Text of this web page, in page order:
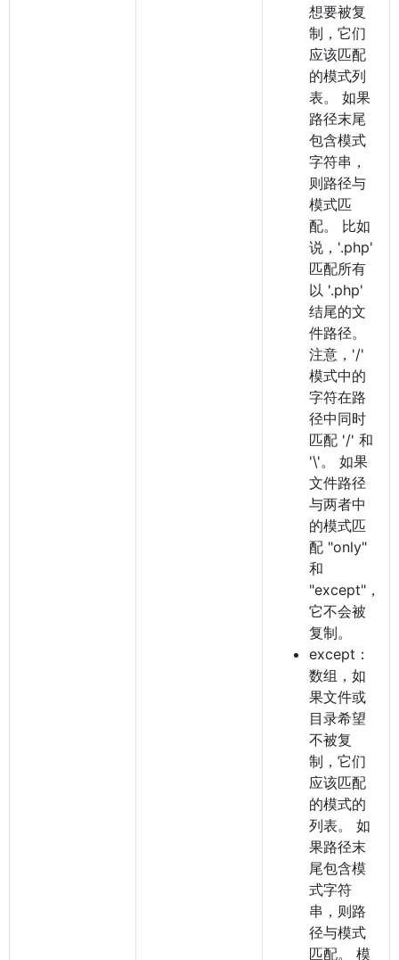
想要被复
制，它们
应该匹配
的模式列
表。 如果
路径末尾
包含模式
字符串，
则路径与
模式匹
配。 比如
说，'.php'
匹配所有
以 '.php'
结尾的文
件路径。
注意，'/'
模式中的
字符在路
径中同时
匹配 '/' 和
'\'。 如果
文件路径
与两者中
的模式匹
配 "only"
和
"except"，
它不会被
复制。
except：
数组，如
果文件或
目录希望
不被复
制，它们
应该匹配
的模式的
列表。 如
果路径末
尾包含模
式字符
串，则路
径与模式
匹配。 模